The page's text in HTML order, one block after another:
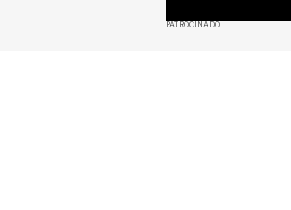
PATROCINADO